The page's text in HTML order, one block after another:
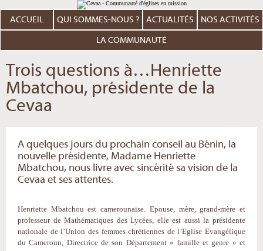
au
contenu.
Aller
personnels
ACCUEIL QUI SOMMES-NOUS ? ACTUALITÉS NOS ACTIVITÉS
LA COMMUNAUTÉ
Trois questions à…Henriette
Mbatchou, présidente de la
Cevaa
A quelques jours du prochain conseil au Bénin, la
nouvelle présidente, Madame Henriette
Mbatchou, nous livre avec sincérité sa vision de la
Cevaa et ses attentes.
Henriette Mbatchou est camerounaise. Epouse, mère, grand-mère et
professeur de Mathématiques des Lycées, elle est aussi la présidente
nationale de l’Union des femmes chrétiennes de l’Eglise Evangélique
du Cameroun, Directrice de son Département « famille et genre » et